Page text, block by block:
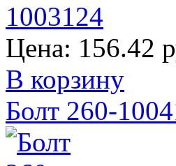
Цена: 156.42
В корзину
Болт 260-